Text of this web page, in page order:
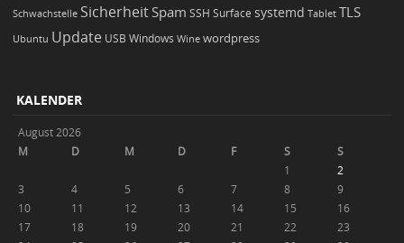
Schwachstelle Sicherheit Spam SSH Surface systemd Tablet TLS
Ubuntu Update USB Windows Wine wordpress
KALENDER
August 2026
M
D M D F S
S
1
2
3
4 5 6 7 8
9
10
11 12 13 14 15
16
17
18 19 20 21 22
23